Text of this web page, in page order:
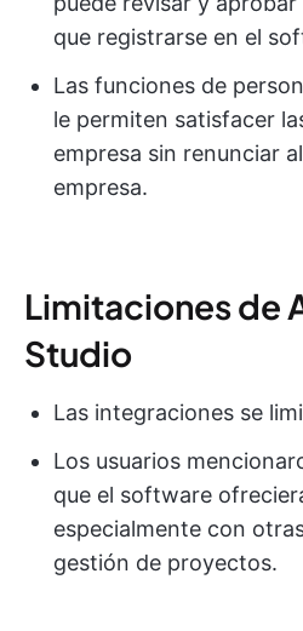
que registrarse en el
Las funciones de
le permiten satisfacer
empresa sin renunciar
empresa.
Limitaciones de
Studio
Las integraciones se
Los usuarios
que el software
especialmente con
gestión de proyectos.